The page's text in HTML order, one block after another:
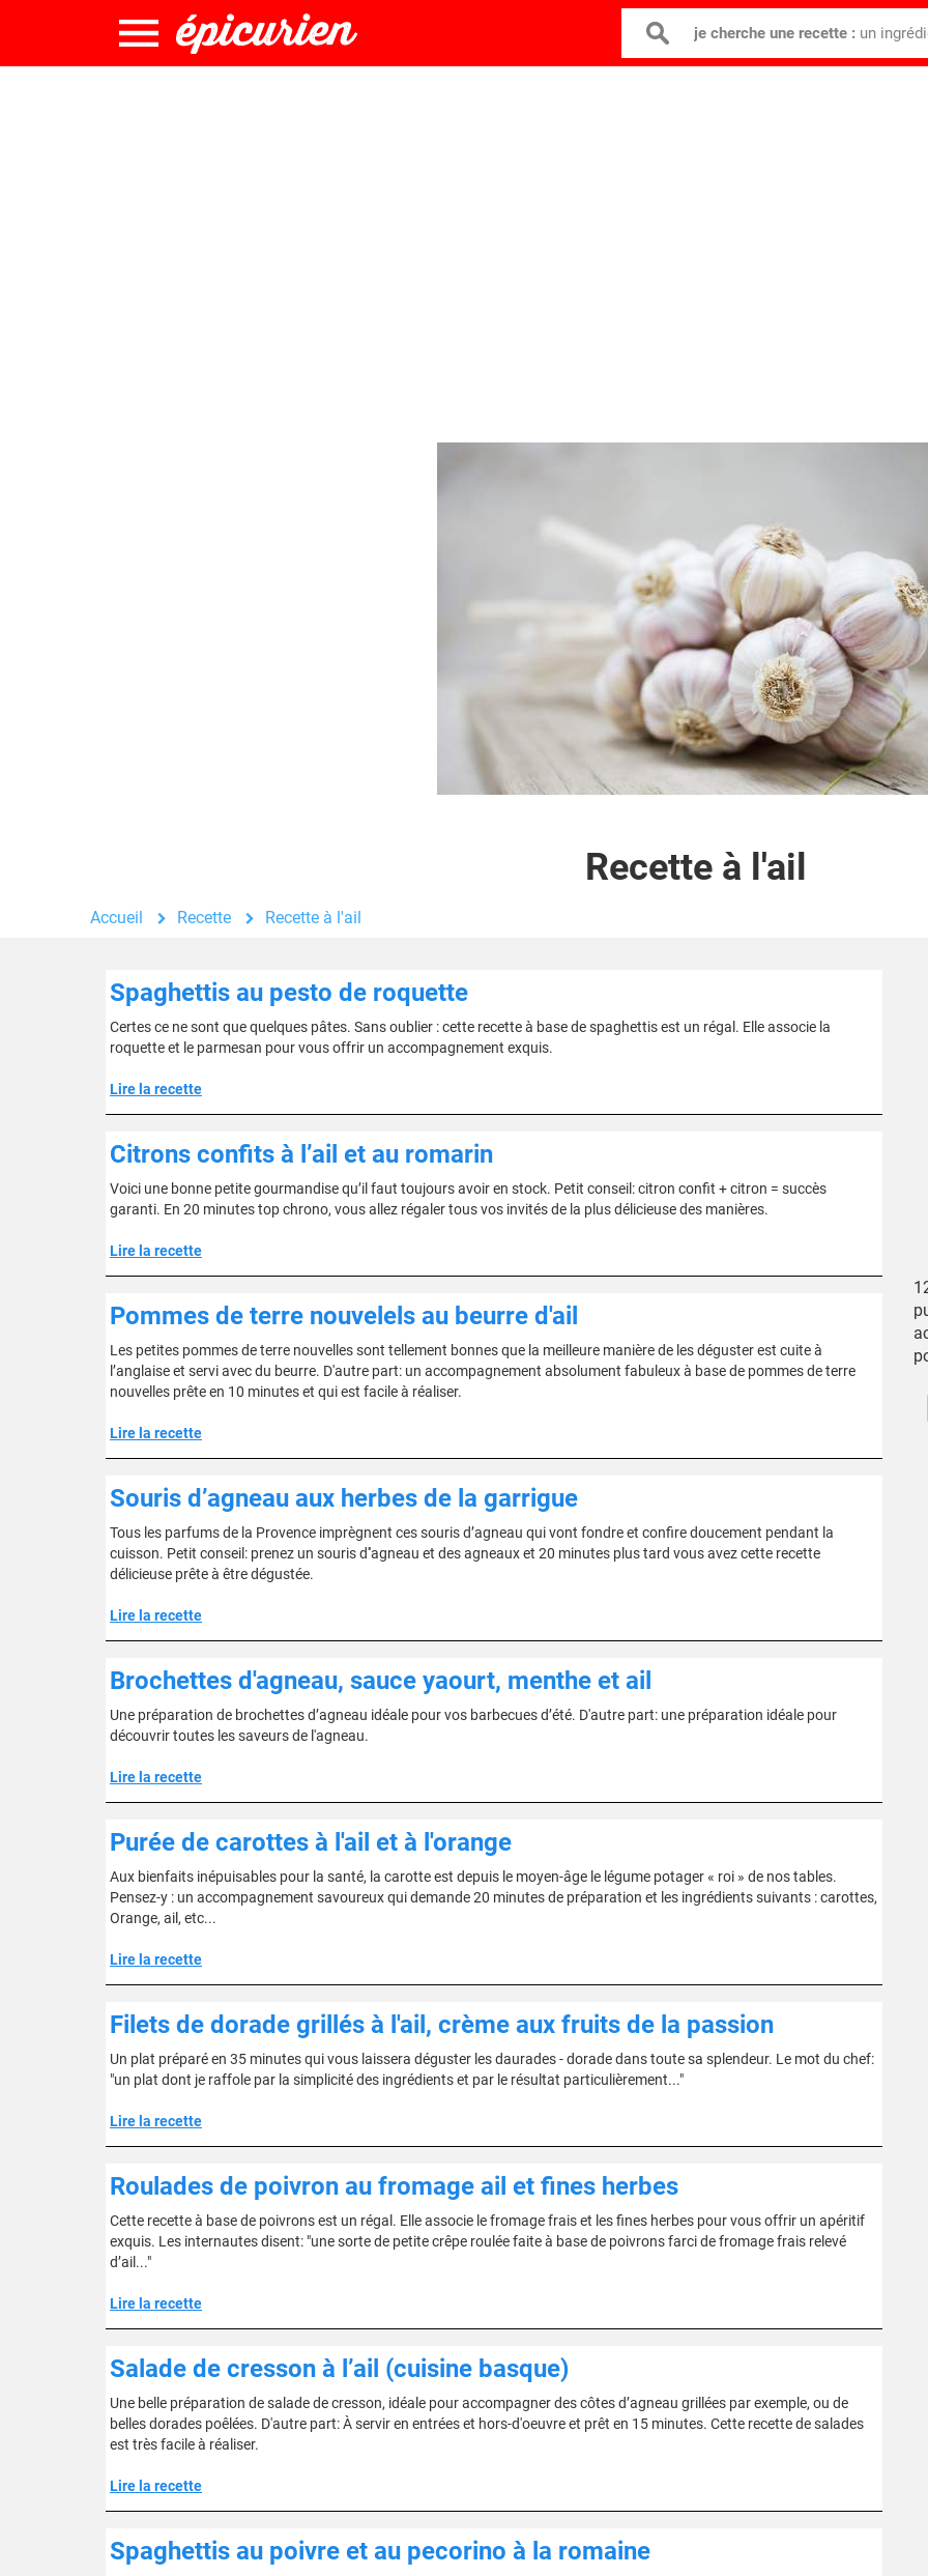
je cherche une recette : un
Recette à l'ail
Accueil Recette Recette à l'ail
Spaghettis au pesto de roquette
Certes ce ne sont que quelques pâtes. Sans oublier : cette recette à base de spaghettis est un régal. Elle associe la
roquette et le parmesan pour vous offrir un accompagnement exquis.
Lire la recette
Citrons confits à l’ail et au romarin
Voici une bonne petite gourmandise qu’il faut toujours avoir en stock. Petit conseil: citron confit + citron = succès
garanti. En 20 minutes top chrono, vous allez régaler tous vos invités de la plus délicieuse des manières.
Lire la recette
Pommes de terre nouvelels au beurre d'ail
Les petites pommes de terre nouvelles sont tellement bonnes que la meilleure manière de les déguster est cuite à
l’anglaise et servi avec du beurre. D'autre part: un accompagnement absolument fabuleux à base de pommes de terre
nouvelles prête en 10 minutes et qui est facile à réaliser.
Lire la recette
Souris d’agneau aux herbes de la garrigue
Tous les parfums de la Provence imprègnent ces souris d’agneau qui vont fondre et confire doucement pendant la
cuisson. Petit conseil: prenez un souris d''agneau et des agneaux et 20 minutes plus tard vous avez cette recette
délicieuse prête à être dégustée.
Lire la recette
Brochettes d'agneau, sauce yaourt, menthe et ail
Une préparation de brochettes d’agneau idéale pour vos barbecues d’été. D'autre part: une préparation idéale pour
découvrir toutes les saveurs de l'agneau.
Lire la recette
Purée de carottes à l'ail et à l'orange
Aux bienfaits inépuisables pour la santé, la carotte est depuis le moyen-âge le légume potager « roi » de nos tables.
Pensez-y : un accompagnement savoureux qui demande 20 minutes de préparation et les ingrédients suivants : carottes,
Orange, ail, etc...
Lire la recette
Filets de dorade grillés à l'ail, crème aux fruits de la passion
Un plat préparé en 35 minutes qui vous laissera déguster les daurades - dorade dans toute sa splendeur. Le mot du chef:
"un plat dont je raffole par la simplicité des ingrédients et par le résultat particulièrement..."
Lire la recette
Roulades de poivron au fromage ail et fines herbes
Cette recette à base de poivrons est un régal. Elle associe le fromage frais et les fines herbes pour vous offrir un apéritif
exquis. Les internautes disent: "une sorte de petite crêpe roulée faite à base de poivrons farci de fromage frais relevé
d’ail..."
Lire la recette
Salade de cresson à l’ail (cuisine basque)
Une belle préparation de salade de cresson, idéale pour accompagner des côtes d’agneau grillées par exemple, ou de
belles dorades poêlées. D'autre part: À servir en entrées et hors-d'oeuvre et prêt en 15 minutes. Cette recette de salades
est très facile à réaliser.
Lire la recette
Spaghettis au poivre et au pecorino à la romaine